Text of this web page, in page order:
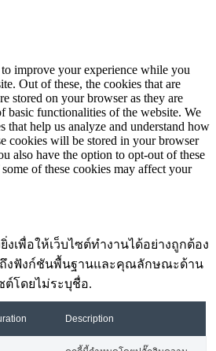
improve your experience while you
Out of these, the cookies that are
stored on your browser as they are
basic functionalities of the website. We
that help us analyze and understand how
cookies will be stored in your browser
also have the option to opt-out of these
of these cookies may affect your
งเพื่อให้เว็บไซต์ทำงานได้อย่างถูกต้อง
ถึงฟังก์ชันพื้นฐานและคุณลักษณะด้าน
ต์โดยไม่ระบุชื่อ.
Description